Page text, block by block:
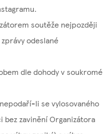
soutěže nejpozději
odeslané
dle dohody v soukromé
li se vylosovaného
zavinění Organizátora